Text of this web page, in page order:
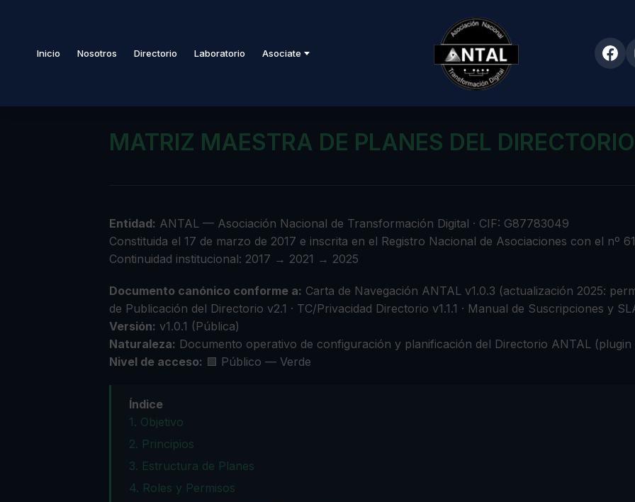
Inicio Nosotros Directorio Laboratorio Asociate
MATRIZ MAESTRA DE PLANES DEL
Entidad: ANTAL — Asociación Nacional de Transformación Digital · CIF: G87783049
Constituida el 17 de marzo de 2017 e inscrita en el Registro Nacional de Asociaciones con el nº
Continuidad institucional: 2017 → 2021 → 2025
Documento canónico conforme a: Carta de Navegación ANTAL v1.0.3 (actualización 2025:
de Publicación del Directorio v2.1 · TC/Privacidad Directorio v1.1.1 · Manual de Suscripciones y
Versión: v1.0.1 (Pública)
Naturaleza: Documento operativo de configuración y planificación del Directorio ANTAL (plugin
Nivel de acceso: 🟩 Público — Verde
Índice
1. Objetivo
2. Principios
3. Estructura de Planes
4. Roles y Permisos